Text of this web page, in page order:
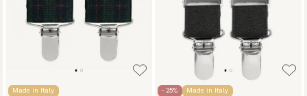
Made in Italy - 25% Made in Italy